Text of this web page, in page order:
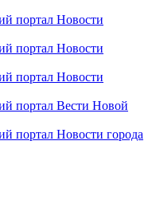
портал Новости
портал Новости
портал Новости
портал Вести Новой
портал Новости города